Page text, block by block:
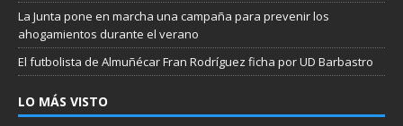
La Junta pone en marcha una campaña para prevenir los
ahogamientos durante el verano
El futbolista de Almuñécar Fran Rodríguez ficha por UD Barbastro
LO MÁS VISTO